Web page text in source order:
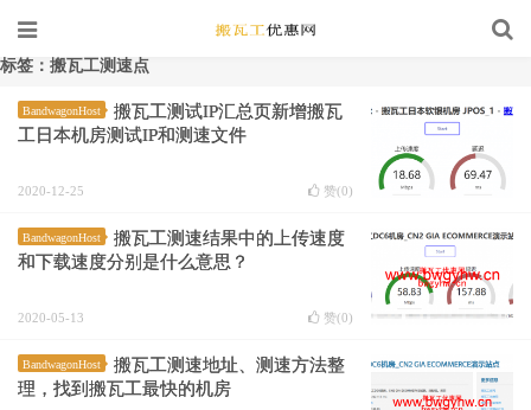
标签：搬瓦工测速点
BandwagonHost
搬瓦工测试IP汇总页新增搬瓦
工日本机房测试IP和测速文件
2020-12-25 赞(0)
BandwagonHost
搬瓦工测速结果中的上传速度
和下载速度分别是什么意思？
2020-05-13 赞(0)
BandwagonHost
搬瓦工测速地址、测速方法整
理，找到搬瓦工最快的机房